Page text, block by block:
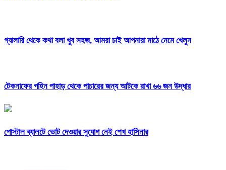
গ্যালারি থেকে কথা বলা খুব সহজ, আমরা চাই আপনারা মাঠে নেমে খেলুন
টেকনাফের গহিন পাহাড় থেকে পাচারের জন্য আটকে রাখা ৬৬ জন উদ্ধার
পোস্টাল ব্যালটে ভোট দেওয়ার সুযোগ নেই শেখ হাসিনার